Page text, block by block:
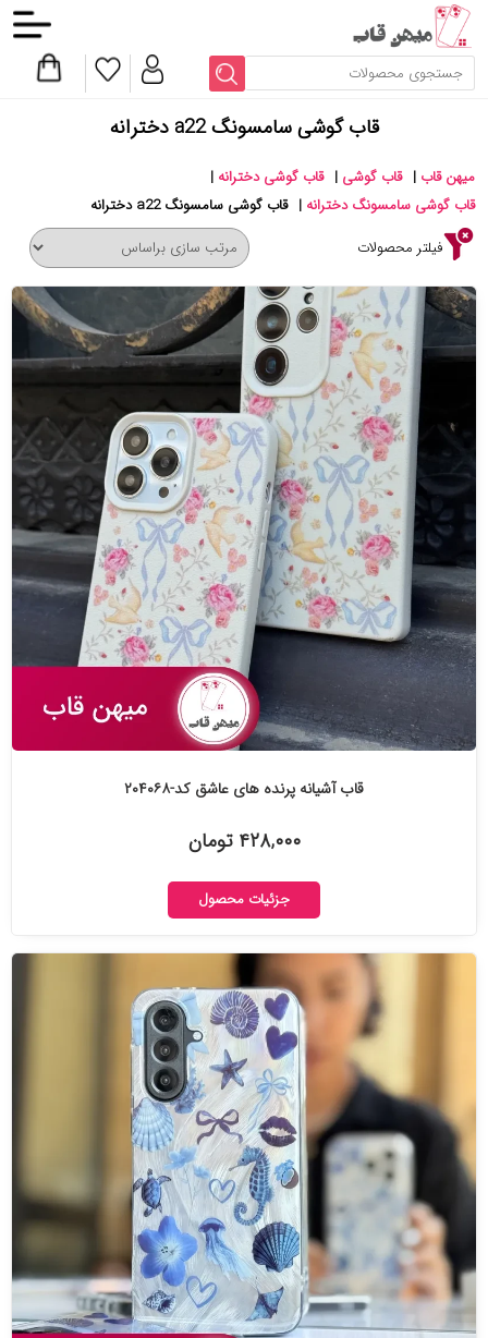
قاب گوشی سامسونگ a22 دخترانه
میهن قاب | قاب گوشی | قاب گوشی دخترانه |
قاب گوشی سامسونگ دخترانه | قاب گوشی سامسونگ a22 دخترانه
فیلتر محصولات
قاب آشیانه پرنده های عاشق کد-۲۰۴۰۶۸
۴۲۸,۰۰۰ تومان
جزئیات محصول